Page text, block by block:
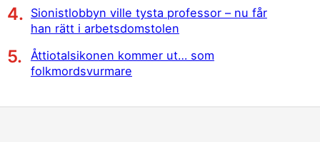
Sionistlobbyn ville tysta professor – nu får
han rätt i arbetsdomstolen
Åttiotalsikonen kommer ut… som
folkmordsvurmare